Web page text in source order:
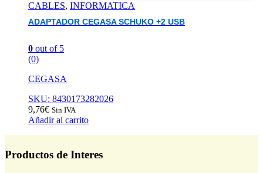
CABLES, INFORMATICA
ADAPTADOR CEGASA SCHUKO +2 USB
0 out of 5
(0)
CEGASA
SKU: 8430173282026
9,76€ Sin IVA
Añadir al carrito
Productos de Interes